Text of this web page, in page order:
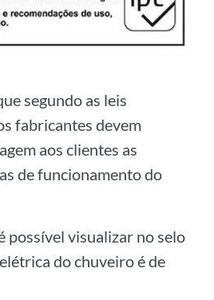
segundo as leis
fabricantes devem
aos clientes as
de funcionamento do
possível visualizar no selo
elétrica do chuveiro é de